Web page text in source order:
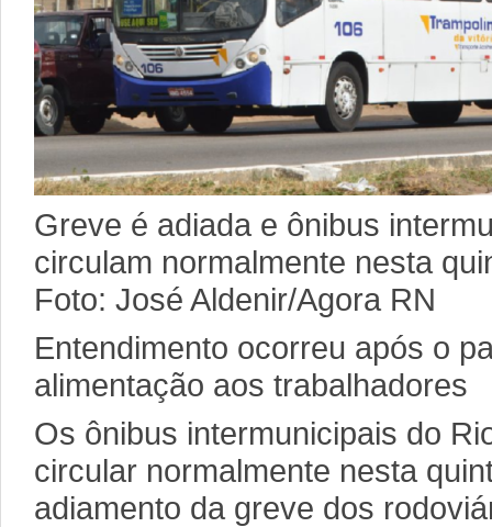
Greve é adiada e ônibus
circulam normalmente nesta
Foto: José Aldenir/Agora RN
Entendimento ocorreu após o
alimentação aos trabalhadores
Os ônibus intermunicipais do
circular normalmente nesta
adiamento da greve dos